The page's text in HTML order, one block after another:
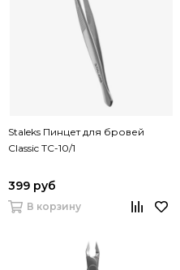
Staleks Пинцет для бровей
Classic TC-10/1
399 руб
В корзину